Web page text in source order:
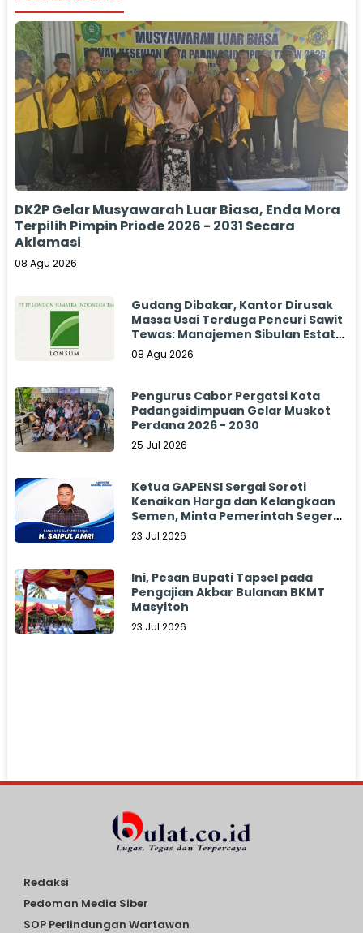
DK2P Gelar Musyawarah Luar Biasa, Enda Mora
Terpilih Pimpin Priode 2026 - 2031 Secara
Aklamasi
08 Agu 2026
Gudang Dibakar, Kantor Dirusak
Massa Usai Terduga Pencuri Sawit
Tewas: Manajemen Sibulan Estate
Bungkam
08 Agu 2026
Pengurus Cabor Pergatsi Kota
Padangsidimpuan Gelar Muskot
Perdana 2026 - 2030
25 Jul 2026
Ketua GAPENSI Sergai Soroti
Kenaikan Harga dan Kelangkaan
Semen, Minta Pemerintah Segera
Bertindak
23 Jul 2026
Ini, Pesan Bupati Tapsel pada
Pengajian Akbar Bulanan BKMT
Masyitoh
23 Jul 2026
Redaksi
Pedoman Media Siber
SOP Perlindungan Wartawan